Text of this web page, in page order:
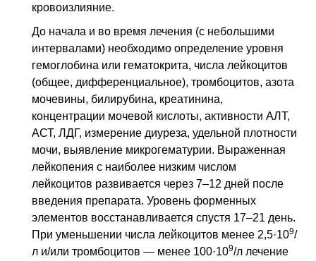
кровоизлияние.
До начала и во время лечения (с небольшими
интервалами) необходимо определение уровня
гемоглобина или гематокрита, числа лейкоцитов
(общее, дифференциальное), тромбоцитов, азота
мочевины, билирубина, креатинина,
концентрации мочевой кислоты, активности АЛТ,
АСТ, ЛДГ, измерение диуреза, удельной плотности
мочи, выявление микрогематурии. Выраженная
лейкопения с наиболее низким числом
лейкоцитов развивается через 7–12 дней после
введения препарата. Уровень форменных
элементов восстанавливается спустя 17–21 день.
При уменьшении числа лейкоцитов менее 2,5·109/
л и/или тромбоцитов — менее 100·109/л лечение